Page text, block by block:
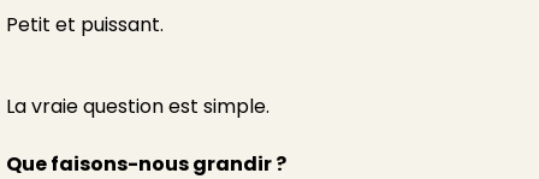
Petit et puissant.
La vraie question est simple.
Que faisons-nous grandir ?